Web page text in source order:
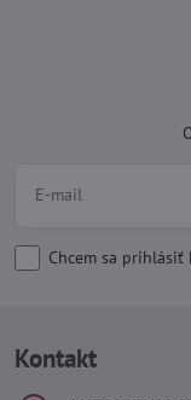
Chcem sa
Kontakt